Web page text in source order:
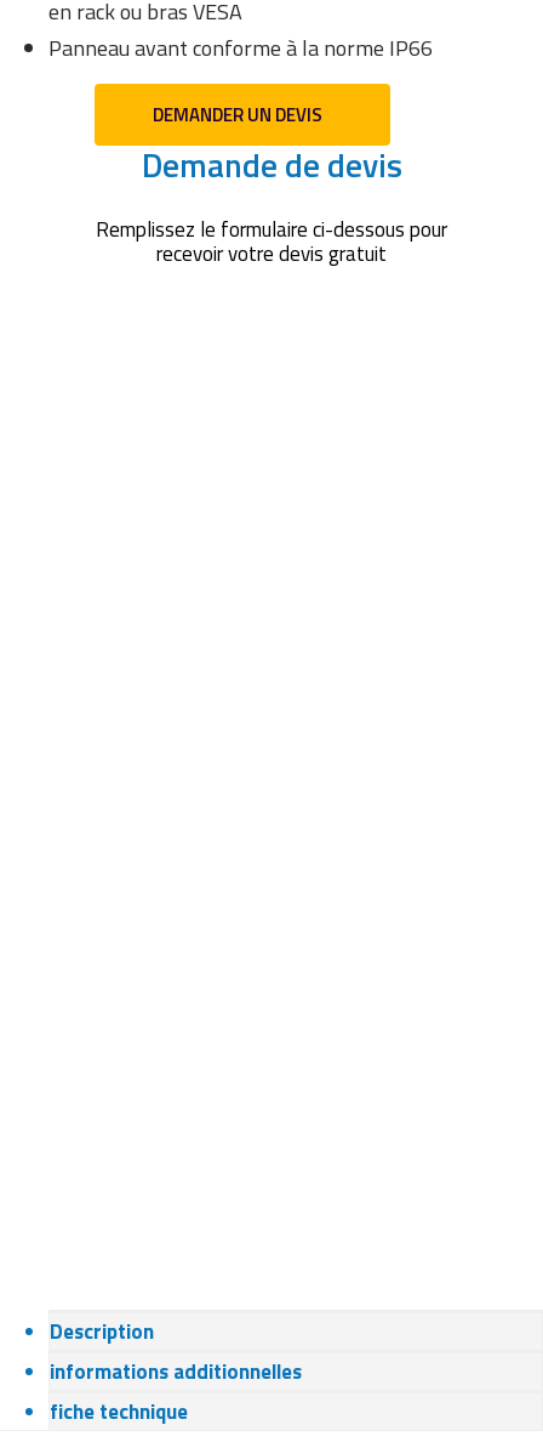
en rack ou bras VESA
Panneau avant conforme à la norme IP66
DEMANDER UN DEVIS
Demande de devis
Remplissez le formulaire ci-dessous pour
recevoir votre devis gratuit
Description
informations additionnelles
fiche technique